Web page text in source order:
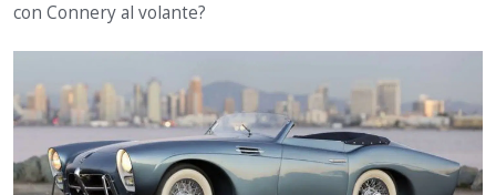
con Connery al volante?